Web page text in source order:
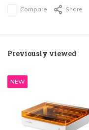
Compare Share
Previously viewed
NEW